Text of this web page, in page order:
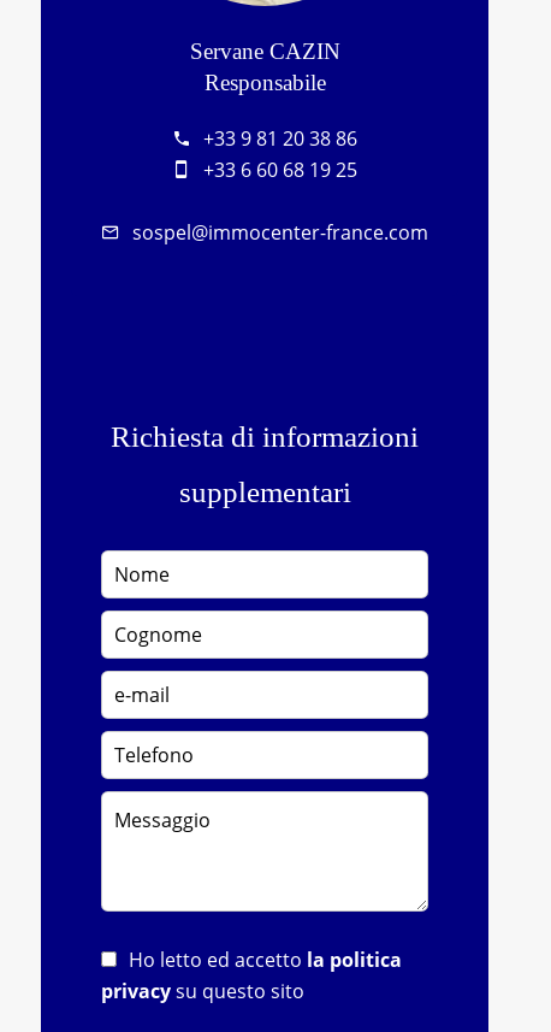
Servane CAZIN
Responsabile
+33 9 81 20 38 86
+33 6 60 68 19 25
sospel@immocenter-france.com
Richiesta di informazioni
supplementari
Ho letto ed accetto la politica
privacysu questo sito